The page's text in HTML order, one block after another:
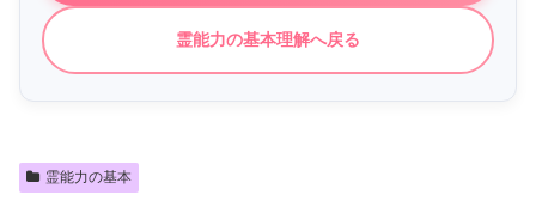
霊能力の基本理解へ戻る
霊能力の基本